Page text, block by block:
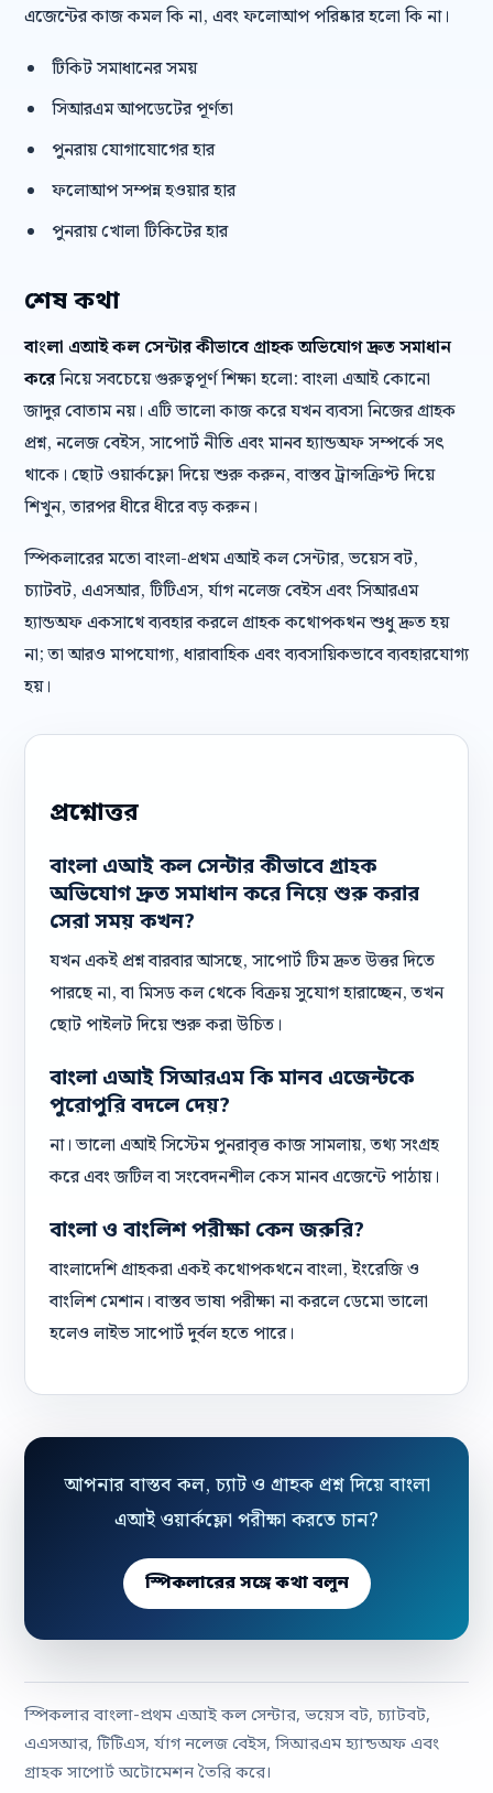
এজেন্টের কাজ কমল কি না, এবং ফলোআপ পরিষ্কার হলো কি না।
টিকিট সমাধানের সময়
সিআরএম আপডেটের পূর্ণতা
পুনরায় যোগাযোগের হার
ফলোআপ সম্পন্ন হওয়ার হার
পুনরায় খোলা টিকিটের হার
শেষ কথা
বাংলা এআই কল সেন্টার কীভাবে গ্রাহক অভিযোগ দ্রুত সমাধান
করেনিয়ে সবচেয়ে গুরুত্বপূর্ণ শিক্ষা হলো: বাংলা এআই কোনো
জাদুর বোতাম নয়। এটি ভালো কাজ করে যখন ব্যবসা নিজের গ্রাহক
প্রশ্ন, নলেজ বেইস, সাপোর্ট নীতি এবং মানব হ্যান্ডঅফ সম্পর্কে সৎ
থাকে। ছোট ওয়ার্কফ্লো দিয়ে শুরু করুন, বাস্তব ট্রান্সক্রিপ্ট দিয়ে
শিখুন, তারপর ধীরে ধীরে বড় করুন।
স্পিকলারের মতো বাংলা-প্রথম এআই কল সেন্টার, ভয়েস বট,
চ্যাটবট, এএসআর, টিটিএস, র্যাগ নলেজ বেইস এবং সিআরএম
হ্যান্ডঅফ একসাথে ব্যবহার করলে গ্রাহক কথোপকথন শুধু দ্রুত হয়
না; তা আরও মাপযোগ্য, ধারাবাহিক এবং ব্যবসায়িকভাবে ব্যবহারযোগ্য
হয়।
প্রশ্নোত্তর
বাংলা এআই কল সেন্টার কীভাবে গ্রাহক
অভিযোগ দ্রুত সমাধান করে নিয়ে শুরু করার
সেরা সময় কখন?
যখন একই প্রশ্ন বারবার আসছে, সাপোর্ট টিম দ্রুত উত্তর দিতে
পারছে না, বা মিসড কল থেকে বিক্রয় সুযোগ হারাচ্ছেন, তখন
ছোট পাইলট দিয়ে শুরু করা উচিত।
বাংলা এআই সিআরএম কি মানব এজেন্টকে
পুরোপুরি বদলে দেয়?
না। ভালো এআই সিস্টেম পুনরাবৃত্ত কাজ সামলায়, তথ্য সংগ্রহ
করে এবং জটিল বা সংবেদনশীল কেস মানব এজেন্টে পাঠায়।
বাংলা ও বাংলিশ পরীক্ষা কেন জরুরি?
বাংলাদেশি গ্রাহকরা একই কথোপকথনে বাংলা, ইংরেজি ও
বাংলিশ মেশান। বাস্তব ভাষা পরীক্ষা না করলে ডেমো ভালো
হলেও লাইভ সাপোর্ট দুর্বল হতে পারে।
আপনার বাস্তব কল, চ্যাট ও গ্রাহক প্রশ্ন দিয়ে বাংলা
এআই ওয়ার্কফ্লো পরীক্ষা করতে চান?
স্পিকলারের সঙ্গে কথা বলুন
স্পিকলার বাংলা-প্রথম এআই কল সেন্টার, ভয়েস বট, চ্যাটবট,
এএসআর, টিটিএস, র্যাগ নলেজ বেইস, সিআরএম হ্যান্ডঅফ এবং
গ্রাহক সাপোর্ট অটোমেশন তৈরি করে।